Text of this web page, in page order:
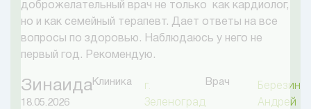
доброжелательный врач не только как кардиолог,
но и как семейный терапевт. Дает ответы на все
вопросы по здоровью. Наблюдаюсь у него не
первый год. Рекомендую.
Зинаида
18.05.2026
Клиника
г.
Зеленоград
Врач
Березин
Андрей